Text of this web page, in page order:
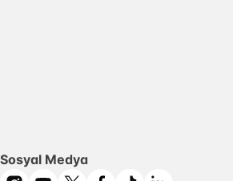
Sosyal Medya